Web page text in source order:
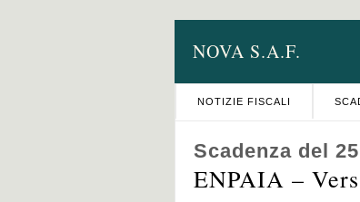
NOVA S.A.F.
NOTIZIE FISCALI
Scadenza del
ENPAIA –